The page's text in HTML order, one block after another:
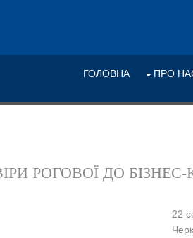
ГОЛОВНА ПРО
РОГОВОЇ ДО
22